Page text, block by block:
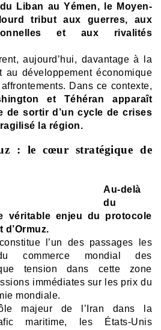
Liban au Yémen, le Moyen-
tribut aux guerres, aux
et aux rivalités
aujourd’hui, davantage à la
au développement économique
Dans ce contexte,
et Téhéran apparaît
de sortir d’un cycle de crises
la région.
: le cœur stratégique de
Au-delà
du
véritable enjeu du protocole
l’un des passages les
commerce mondial des
tension dans cette zone
immédiates sur les prix du
mondiale.
majeur de l’Iran dans la
maritime, les États-Unis